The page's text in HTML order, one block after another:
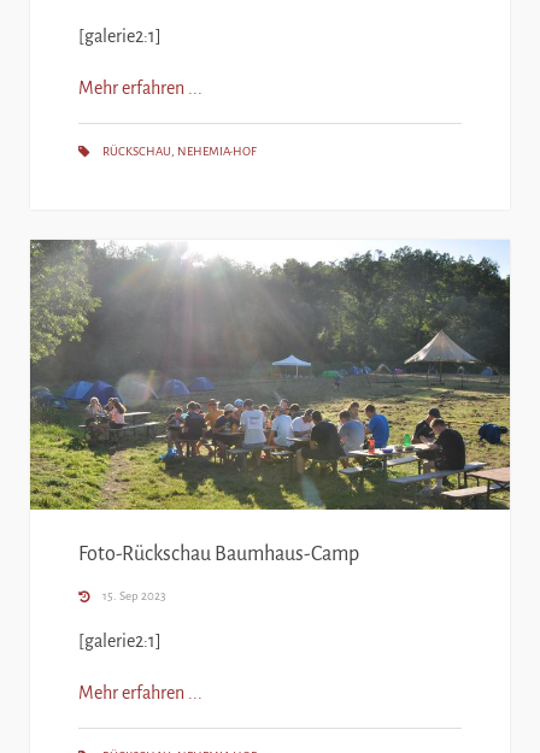
[galerie2:1]
Mehr erfahren ...
RÜCKSCHAU NEHEMIA-HOF
Foto-Rückschau Baumhaus-Camp
15. Sep 2023
[galerie2:1]
Mehr erfahren ...